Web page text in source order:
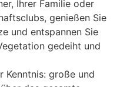
Ihrer Familie oder
genießen Sie
und entspannen Sie
gedeiht und
Kenntnis: große und